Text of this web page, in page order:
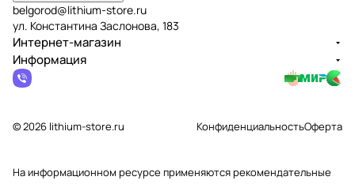
belgorod@lithium-store.ru
ул. Константина Заслонова, 183
Интернет-магазин
Информация
© 2026 lithium-store.ru КонфиденциальностьОферта
На информационном ресурсе применяютсярекомендательные